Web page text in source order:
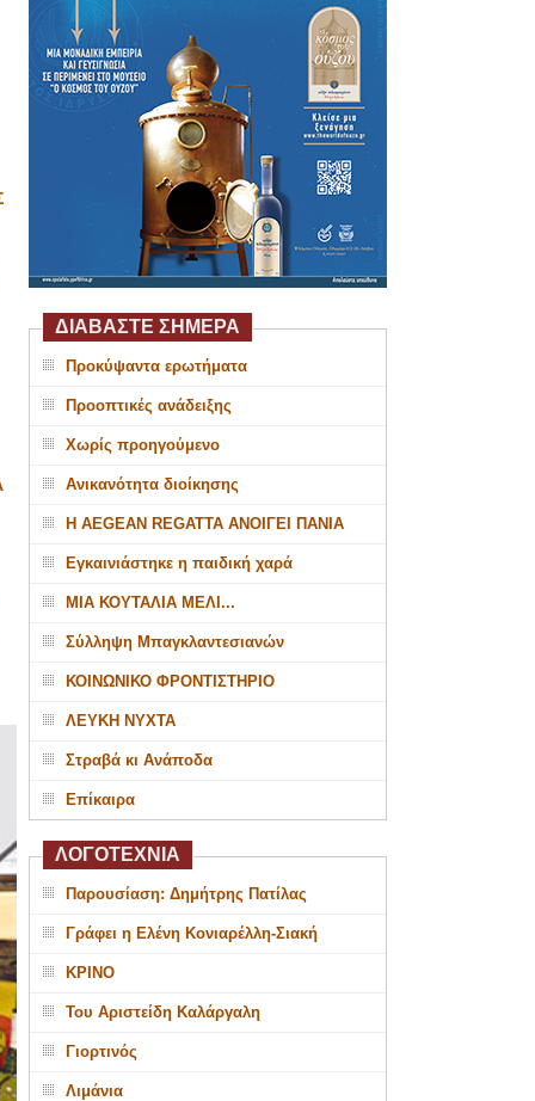
ΔΙΑΒΑΣΤΕ ΣΗΜΕΡΑ
Προκύψαντα ερωτήματα
Προοπτικές ανάδειξης
Χωρίς προηγούμενο
Ανικανότητα διοίκησης
Η AEGEAN REGATTA ΑΝΟΙΓΕΙ ΠΑΝΙΑ
Εγκαινιάστηκε η παιδική χαρά
ΜΙΑ ΚΟΥΤΑΛΙΑ ΜΕΛΙ...
Σύλληψη Μπαγκλαντεσιανών
ΚΟΙΝΩΝΙΚΟ ΦΡΟΝΤΙΣΤΗΡΙΟ
ΛΕΥΚΗ ΝΥΧΤΑ
Στραβά κι Ανάποδα
Επίκαιρα
ΛΟΓΟΤΕΧΝΙΑ
Παρουσίαση: Δημήτρης Πατίλας
Γράφει η Ελένη Κονιαρέλλη-Σιακή
ΚΡΙΝΟ
Του Αριστείδη Καλάργαλη
Γιορτινός
Λιμάνια